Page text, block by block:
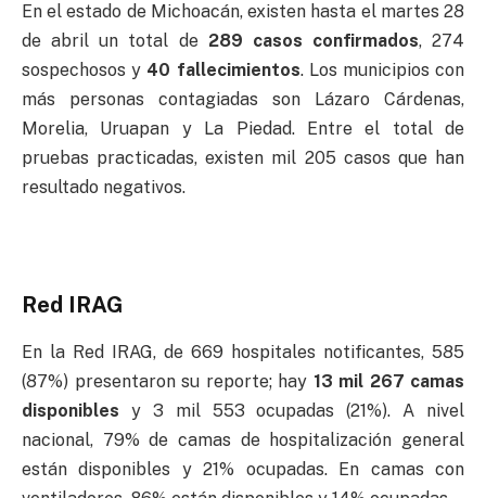
En el estado de Michoacán, existen hasta el martes 28
de abril un total de 289 casos confirmados, 274
sospechosos y 40 fallecimientos. Los municipios con
más personas contagiadas son Lázaro Cárdenas,
Morelia, Uruapan y La Piedad. Entre el total de
pruebas practicadas, existen mil 205 casos que han
resultado negativos.
Red IRAG
En la Red IRAG, de 669 hospitales notificantes, 585
(87%) presentaron su reporte; hay 13 mil 267 camas
disponibles y 3 mil 553 ocupadas (21%). A nivel
nacional, 79% de camas de hospitalización general
están disponibles y 21% ocupadas. En camas con